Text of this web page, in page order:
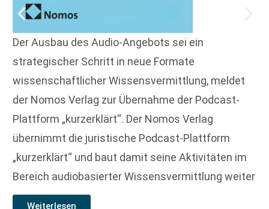
Der Ausbau des Audio-Angebots sei ein
strategischer Schritt in neue Formate
wissenschaftlicher Wissensvermittlung, meldet
der Nomos Verlag zur Übernahme der Podcast-
Plattform „kurzerklärt“. Der Nomos Verlag
übernimmt die juristische Podcast-Plattform
„kurzerklärt“ und baut damit seine Aktivitäten im
Bereich audiobasierter Wissensvermittlung weiter
Weiterlesen